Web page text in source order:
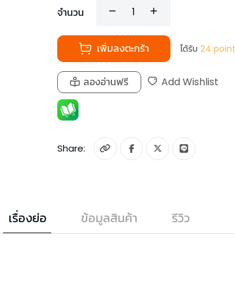
จำนวน
เพิ่มลงตะกร้า ได้รับ 24
ลองอ่านฟรี Add Wishlist
Share:
เรื่องย่อ ข้อมูลสินค้า รีวิว